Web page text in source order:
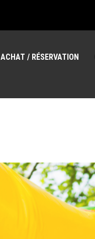
ACHAT / RÉSERVATION